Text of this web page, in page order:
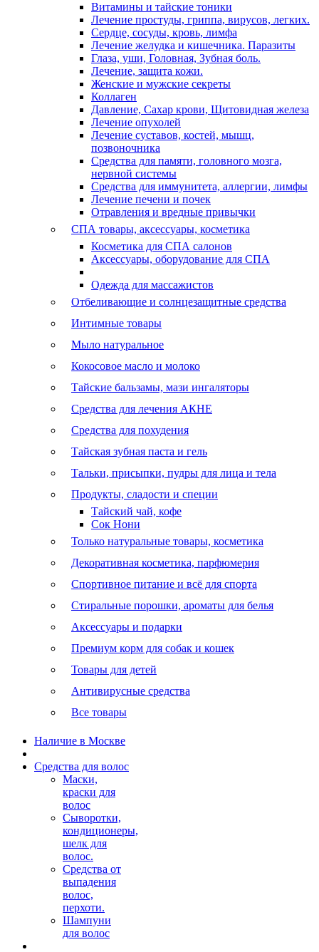
Витамины и тайские тоники
Лечение простуды, гриппа, вирусов, легких.
Сердце, сосуды, кровь, лимфа
Лечение желудка и кишечника. Паразиты
Глаза, уши, Головная, Зубная боль.
Лечение, защита кожи.
Женские и мужские секреты
Коллаген
Давление, Сахар крови, Щитовидная железа
Лечение опухолей
Лечение суставов, костей, мышц,
позвоночника
Средства для памяти, головного мозга,
нервной системы
Средства для иммунитета, аллергии, лимфы
Лечение печени и почек
Отравления и вредные привычки
СПА товары, аксессуары, косметика
Косметика для СПА салонов
Аксессуары, оборудование для СПА
Одежда для массажистов
Отбеливающие и солнцезащитные средства
Интимные товары
Мыло натуральное
Кокосовое масло и молоко
Тайские бальзамы, мази ингаляторы
Средства для лечения АКНЕ
Средства для похудения
Тайская зубная паста и гель
Тальки, присыпки, пудры для лица и тела
Продукты, сладости и специи
Тайский чай, кофе
Сок Нони
Только натуральные товары, косметика
Декоративная косметика, парфюмерия
Спортивное питание и всё для спорта
Стиральные порошки, ароматы для белья
Аксессуары и подарки
Премиум корм для собак и кошек
Товары для детей
Антивирусные средства
Все товары
Наличие в Москве
Средства для волос
Маски,
краски для
волос
Сыворотки,
кондиционеры,
шелк для
волос.
Средства от
выпадения
волос,
перхоти.
Шампуни
для волос